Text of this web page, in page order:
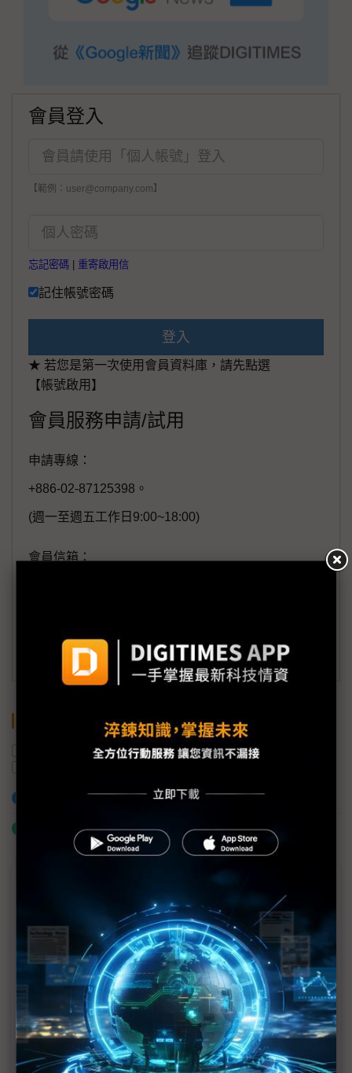
會員登入
【範例：user@company.com】
忘記密碼 重寄啟用信
記住帳號密碼
登入
★ 若您是第一次使用會員資料庫，請先點選
【帳號啟用】
會員服務申請/試用
申請專線：
+886-02-87125398。
(週一至週五工作日9:00~18:00)
會員信箱：
訂閱DIGITIMES 行動版
中國 日本
本田汽車
加入已選取到「關鍵字追蹤」
什麼是「關鍵字追蹤」
MLCC訂單過熱、出貨比創高 村田示警全球AI基
建熱潮將趨緩
2027全年記憶體產能提前售罄 買家「祕而不
宣」只怕買不夠
英特爾EMIB良率達標 聯發科第2代ASIC產品
2028準時量產